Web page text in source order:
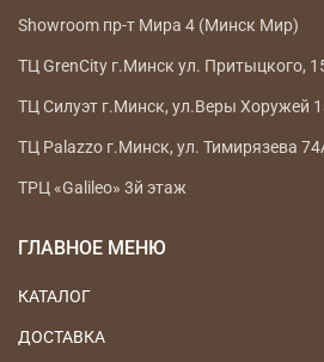
Showroom пр-т Мира 4 (Минск Мир)
ТЦ GrenCity г.Минск ул. Притыцкого,
ТЦ Силуэт г.Минск, ул.Веры Хоружей
ТЦ Palazzo г.Минск, ул. Тимирязева
ТРЦ «Galileo» 3й этаж
ГЛАВНОЕ МЕНЮ
КАТАЛОГ
ДОСТАВКА